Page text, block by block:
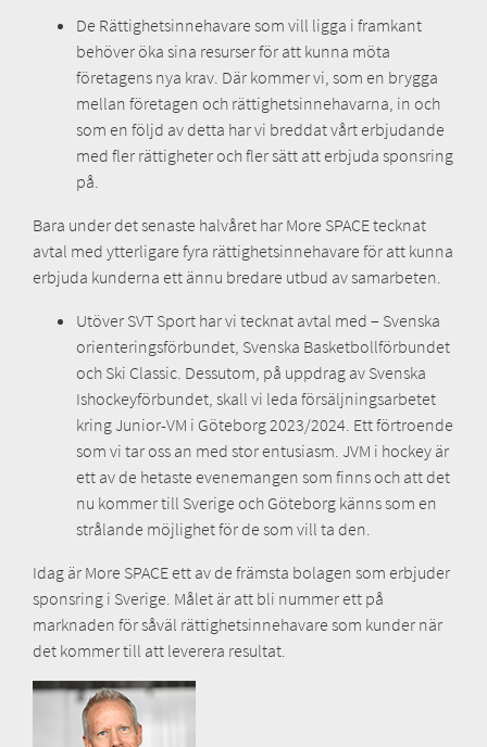
De Rättighetsinnehavare som vill ligga i framkant
behöver öka sina resurser för att kunna möta
företagens nya krav. Där kommer vi, som en brygga
mellan företagen och rättighetsinnehavarna, in och
som en följd av detta har vi breddat vårt erbjudande
med fler rättigheter och fler sätt att erbjuda sponsring
på.
Bara under det senaste halvåret har More SPACE tecknat
avtal med ytterligare fyra rättighetsinnehavare för att kunna
erbjuda kunderna ett ännu bredare utbud av samarbeten.
Utöver SVT Sport har vi tecknat avtal med – Svenska
orienteringsförbundet, Svenska Basketbollförbundet
och Ski Classic. Dessutom, på uppdrag av Svenska
Ishockeyförbundet, skall vi leda försäljningsarbetet
kring Junior-VM i Göteborg 2023/2024. Ett förtroende
som vi tar oss an med stor entusiasm. JVM i hockey är
ett av de hetaste evenemangen som finns och att det
nu kommer till Sverige och Göteborg känns som en
strålande möjlighet för de som vill ta den.
Idag är More SPACE ett av de främsta bolagen som erbjuder
sponsring i Sverige. Målet är att bli nummer ett på
marknaden för såväl rättighetsinnehavare som kunder när
det kommer till att leverera resultat.